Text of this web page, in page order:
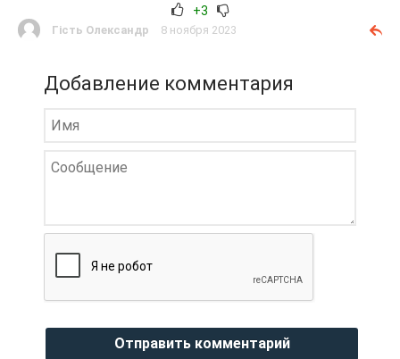
+3
Гість Олександр 8 ноября 2023
Добавление комментария
Отправить комментарий